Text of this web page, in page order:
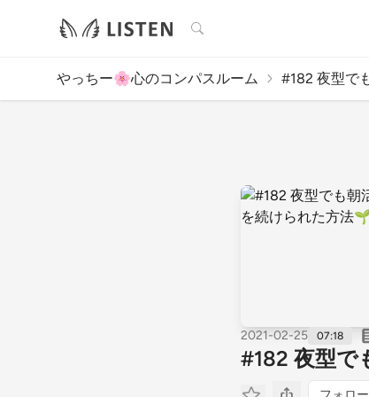
検索
やっちー🌸心のコンパスルーム #182 夜型で
2021-02-25 07:18
#182 夜型で